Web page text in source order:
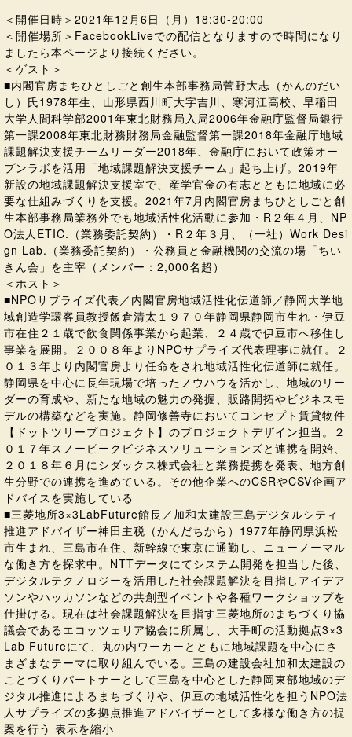
＜開催日時＞2021年12月6日（月）18:30-20:00
＜開催場所＞FacebookLiveでの配信となりますので時間になり
ましたら本ページより接続ください。
＜ゲスト＞
■内閣官房まちひとしごと創生本部事務局菅野大志（かんのだい
し）氏1978年生、山形県西川町大字吉川、寒河江高校、早稲田
大学人間科学部2001年東北財務局入局2006年金融庁監督局銀行
第一課2008年東北財務財務局金融監督第一課2018年金融庁地域
課題解決支援チームリーダー2018年、金融庁において政策オー
プンラボを活用「地域課題解決支援チーム」起ち上げ。2019年
新設の地域課題解決支援室で、産学官金の有志とともに地域に必
要な仕組みづくりを支援。2021年7月内閣官房まちひとしごと創
生本部事務局業務外でも地域活性化活動に参加・R２年４月、NP
O法人ETIC.（業務委託契約）・R２年３月、（一社）Work Desi
gn Lab.（業務委託契約）・公務員と金融機関の交流の場「ちい
きん会」を主宰（メンバー：2,000名超）
＜ホスト＞
■NPOサプライズ代表／内閣官房地域活性化伝道師／静岡大学地
域創造学環客員教授飯倉清太１９７０年静岡県静岡市生れ・伊豆
市在住２１歳で飲食関係事業から起業、２４歳で伊豆市へ移住し
事業を展開。２００８年よりNPOサプライズ代表理事に就任。２
０１３年より内閣官房より任命をされ地域活性化伝道師に就任。
静岡県を中心に長年現場で培ったノウハウを活かし、地域のリー
ダーの育成や、新たな地域の魅力の発掘、販路開拓やビジネスモ
デルの構築などを実施。静岡修善寺においてコンセプト賃貸物件
【ドットツリープロジェクト】のプロジェクトデザイン担当。２
０１７年スノーピークビジネスソリューションズと連携を開始、
２０１８年６月にシダックス株式会社と業務提携を発表、地方創
生分野での連携を進めている。その他企業へのCSRやCSV企画ア
ドバイスを実施している
■三菱地所3×3LabFuture館長／加和太建設三島デジタルシティ
推進アドバイザー神田主税（かんだちから）1977年静岡県浜松
市生まれ、三島市在住、新幹線で東京に通勤し、ニューノーマル
な働き方を探求中。NTTデータにてシステム開発を担当した後、
デジタルテクノロジーを活用した社会課題解決を目指しアイデア
ソンやハッカソンなどの共創型イベントや各種ワークショップを
仕掛ける。現在は社会課題解決を目指す三菱地所のまちづくり協
議会であるエコッツェリア協会に所属し、大手町の活動拠点3×3
Lab Futureにて、丸の内ワーカーとともに地域課題を中心にさ
まざまなテーマに取り組んでいる。三島の建設会社加和太建設の
ことづくりパートナーとして三島を中心とした静岡東部地域のデ
ジタル推進によるまちづくりや、伊豆の地域活性化を担うNPO法
人サプライズの多拠点推進アドバイザーとして多様な働き方の提
案を行う 表示を縮小